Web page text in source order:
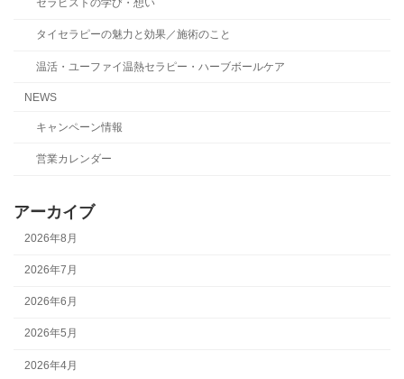
セラピストの学び・想い
タイセラピーの魅力と効果／施術のこと
温活・ユーファイ温熱セラピー・ハーブボールケア
NEWS
キャンペーン情報
営業カレンダー
アーカイブ
2026年8月
2026年7月
2026年6月
2026年5月
2026年4月